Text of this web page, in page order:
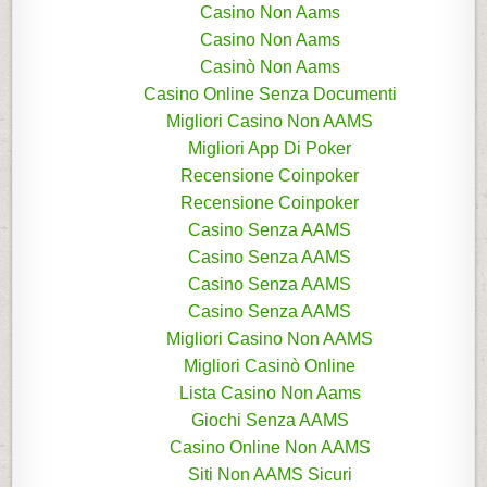
Casino Non Aams
Casino Non Aams
Casinò Non Aams
Casino Online Senza Documenti
Migliori Casino Non AAMS
Migliori App Di Poker
Recensione Coinpoker
Recensione Coinpoker
Casino Senza AAMS
Casino Senza AAMS
Casino Senza AAMS
Casino Senza AAMS
Migliori Casino Non AAMS
Migliori Casinò Online
Lista Casino Non Aams
Giochi Senza AAMS
Casino Online Non AAMS
Siti Non AAMS Sicuri